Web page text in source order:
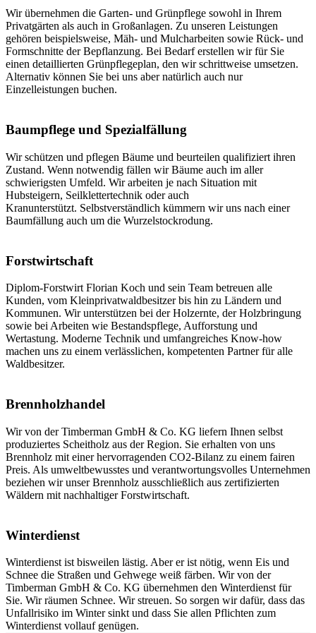
wir für
Sie tun?
Wir übernehmen die Garten- und Grünpflege sowohl in Ihrem
Privatgärten als auch in Großanlagen. Zu unseren Leistungen
gehören beispielsweise, Mäh- und Mulcharbeiten sowie Rück- und
Formschnitte der Bepflanzung. Bei Bedarf erstellen wir für Sie
einen detaillierten Grünpflegeplan, den wir schrittweise umsetzen.
Alternativ können Sie bei uns aber natürlich auch nur
Einzelleistungen buchen.
Baumpflege und Spezialfällung
Wir schützen und pflegen Bäume und beurteilen qualifiziert ihren
Zustand. Wenn notwendig fällen wir Bäume auch im aller
schwierigsten Umfeld. Wir arbeiten je nach Situation mit
Hubsteigern, Seilklettertechnik oder auch
Kranunterstützt. Selbstverständlich kümmern wir uns nach einer
Baumfällung auch um die Wurzelstockrodung.
Forstwirtschaft
Diplom-Forstwirt Florian Koch und sein Team betreuen alle
Kunden, vom Kleinprivatwaldbesitzer bis hin zu Ländern und
Kommunen. Wir unterstützen bei der Holzernte, der Holzbringung
sowie bei Arbeiten wie Bestandspflege, Aufforstung und
Wertastung. Moderne Technik und umfangreiches Know-how
machen uns zu einem verlässlichen, kompetenten Partner für alle
Waldbesitzer.
Brennholzhandel
Wir von der Timberman GmbH & Co. KG liefern Ihnen selbst
produziertes Scheitholz aus der Region. Sie erhalten von uns
Brennholz mit einer hervorragenden CO2-Bilanz zu einem fairen
Preis. Als umweltbewusstes und verantwortungsvolles Unternehmen
beziehen wir unser Brennholz ausschließlich aus zertifizierten
Wäldern mit nachhaltiger Forstwirtschaft.
Winterdienst
Winterdienst ist bisweilen lästig. Aber er ist nötig, wenn Eis und
Schnee die Straßen und Gehwege weiß färben. Wir von der
Timberman GmbH & Co. KG übernehmen den Winterdienst für
Sie. Wir räumen Schnee. Wir streuen. So sorgen wir dafür, dass das
Unfallrisiko im Winter sinkt und dass Sie allen Pflichten zum
Winterdienst vollauf genügen.